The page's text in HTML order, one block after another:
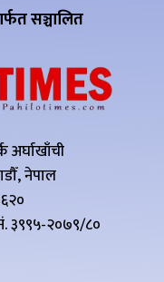
सञ्चालित
अर्घाखाँची
नेपाल
३९९५-२०७९/८०